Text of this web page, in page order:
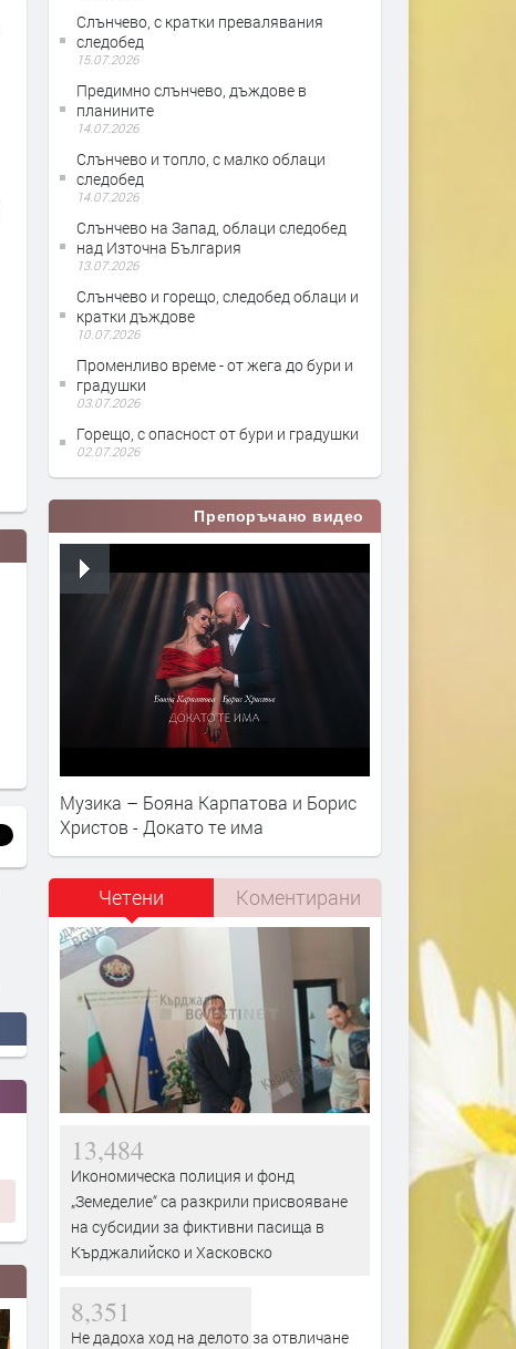
Слънчево, с кратки превалявания
следобед
15.07.2026
Предимно слънчево, дъждове в
планините
14.07.2026
Слънчево и топло, с малко облаци
следобед
14.07.2026
Слънчево на Запад, облаци следобед
над Източна България
13.07.2026
Слънчево и горещо, следобед облаци и
кратки дъждове
10.07.2026
Променливо време - от жега до бури и
градушки
03.07.2026
Горещо, с опасност от бури и градушки
02.07.2026
Препоръчано видео
Музика – Бояна Карпатова и Борис
Христов - Докато те има
Четени Коментирани
13,484
Икономическа полиция и фонд
„Земеделие“ са разкрили присвояване
на субсидии за фиктивни пасища в
Кърджалийско и Хасковско
8,351
Не дадоха ход на делото за отвличане